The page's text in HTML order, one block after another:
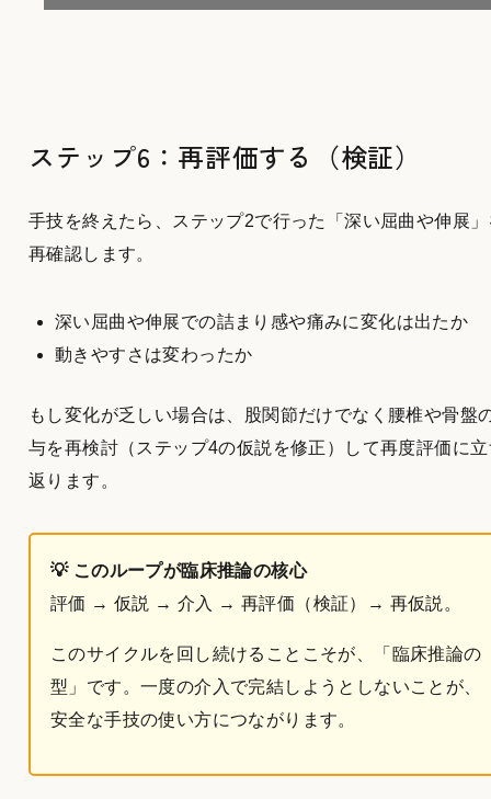
ステップ6：再評価する（検証）
手技を終えたら、ステップ2で行った「深い屈曲や伸展
再確認します。
深い屈曲や伸展での詰まり感や痛みに変化は出たか
動きやすさは変わったか
もし変化が乏しい場合は、股関節だけでなく腰椎や骨盤
与を再検討（ステップ4の仮説を修正）して再度評価に
返ります。
💡 このループが臨床推論の核心
評価 → 仮説 → 介入 → 再評価（検証）→ 再仮説。
このサイクルを回し続けることこそが、「臨床推論の
型」です。一度の介入で完結しようとしないことが、
安全な手技の使い方につながります。